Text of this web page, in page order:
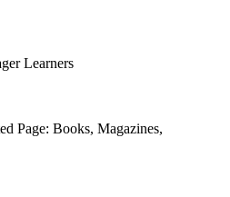
Learners
Page: Books, Magazines,